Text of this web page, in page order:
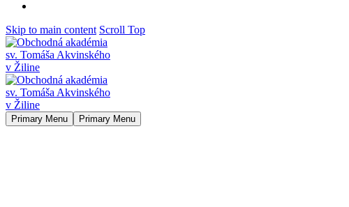
Skip to main content Scroll Top
Primary Menu Primary Menu